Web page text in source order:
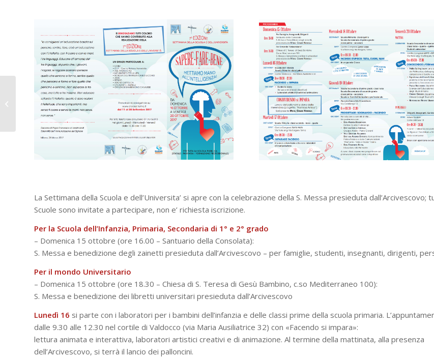
La Settimana della Scuola e dell’Universita’ si apre con la celebrazione della S. Messa presieduta dall’Arcivescovo;
Scuole sono invitate a partecipare, non e’ richiesta iscrizione.
Per la Scuola dell’Infanzia, Primaria, Secondaria di 1° e 2° grado
– Domenica 15 ottobre (ore 16.00 – Santuario della Consolata):
S. Messa e benedizione degli zainetti presieduta dall’Arcivescovo – per famiglie, studenti, insegnanti, dirigenti,
Per il mondo Universitario
– Domenica 15 ottobre (ore 18.30 – Chiesa di S. Teresa di Gesù Bambino, c.so Mediterraneo 100):
S. Messa e benedizione dei libretti universitari presieduta dall’Arcivescovo
Lunedì 16 si parte con i laboratori per i bambini dell’infanzia e delle classi prime della scuola primaria.
dalle 9.30 alle 12.30 nel cortile di Valdocco (via Maria Ausiliatrice 32) con «Facendo si impara»:
lettura animata e interattiva, laboratori artistici creativi e di animazione. Al termine della mattinata, alla presenza
dell’Arcivescovo, si terrà il lancio dei palloncini.
Incontri di formazione
per universitari dei
Collegi Salesiani